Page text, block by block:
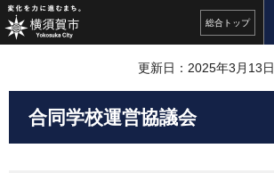
総合 トップ
更新日：2025年3月13日
合同学校運営協議会